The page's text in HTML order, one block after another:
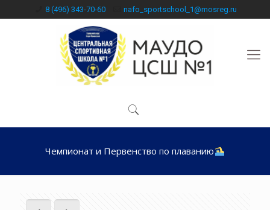
8 (496) 343-70-60 nafo_sportschool_1@mosreg.ru
Чемпионат и Первенство по плаванию